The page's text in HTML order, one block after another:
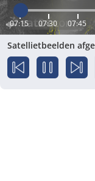
07:15 07:30 07:45
Satellietbeelden